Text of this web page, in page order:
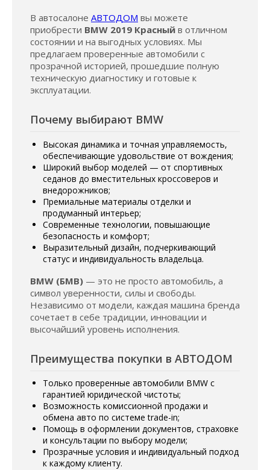
В автосалоне АВТОДОМ вы можете
приобрести BMW 2019 Красный в отличном
состоянии и на выгодных условиях. Мы
предлагаем проверенные автомобили с
прозрачной историей, прошедшие полную
техническую диагностику и готовые к
эксплуатации.
Почему выбирают BMW
Высокая динамика и точная управляемость,
обеспечивающие удовольствие от вождения;
Широкий выбор моделей — от спортивных
седанов до вместительных кроссоверов и
внедорожников;
Премиальные материалы отделки и
продуманный интерьер;
Современные технологии, повышающие
безопасность и комфорт;
Выразительный дизайн, подчеркивающий
статус и индивидуальность владельца.
BMW (БМВ) — это не просто автомобиль, а
символ уверенности, силы и свободы.
Независимо от модели, каждая машина бренда
сочетает в себе традиции, инновации и
высочайший уровень исполнения.
Преимущества покупки в АВТОДОМ
Только проверенные автомобили BMW с
гарантией юридической чистоты;
Возможность комиссионной продажи и
обмена авто по системе trade-in;
Помощь в оформлении документов, страховке
и консультации по выбору модели;
Прозрачные условия и индивидуальный подход
к каждому клиенту.